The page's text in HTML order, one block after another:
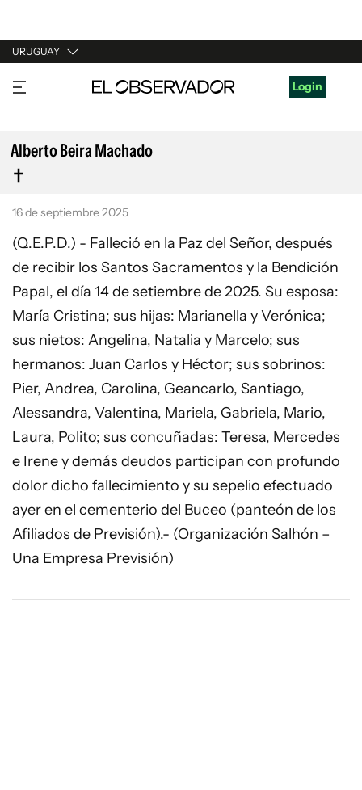
URUGUAY
URUGUAY
ARGENTINA
ESPAÑA
ESTADOS UNIDOS
Login
Alberto Beira Machado
16 de septiembre 2025
(Q.E.P.D.) - Falleció en la Paz del Señor, después
de recibir los Santos Sacramentos y la Bendición
Papal, el día 14 de setiembre de 2025. Su esposa:
María Cristina; sus hijas: Marianella y Verónica;
sus nietos: Angelina, Natalia y Marcelo; sus
hermanos: Juan Carlos y Héctor; sus sobrinos:
Pier, Andrea, Carolina, Geancarlo, Santiago,
Alessandra, Valentina, Mariela, Gabriela, Mario,
Laura, Polito; sus concuñadas: Teresa, Mercedes
e Irene y demás deudos participan con profundo
dolor dicho fallecimiento y su sepelio efectuado
ayer en el cementerio del Buceo (panteón de los
Afiliados de Previsión).- (Organización Salhón –
Una Empresa Previsión)